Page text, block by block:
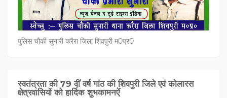
पुलिस चौकी सुनारी करैरा जिला शिवपुरी म0प्र0
स्वतंत्रता की 79 वीं वर्ष गांठ की शिवपुरी जिले एवं कोलारस
क्षेत्रवासियों को हार्दिक शुभकामनऐं